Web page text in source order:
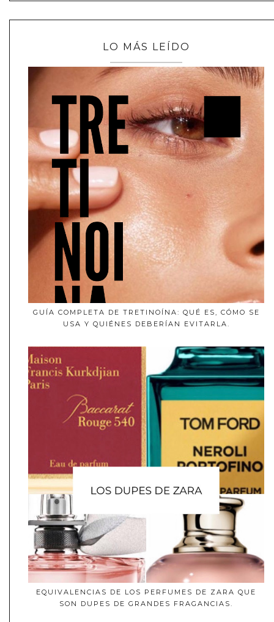
LO MÁS LEÍDO
GUÍA COMPLETA DE TRETINOÍNA: QUÉ ES, CÓMO SE
USA Y QUIÉNES DEBERÍAN EVITARLA.
EQUIVALENCIAS DE LOS PERFUMES DE ZARA QUE
SON DUPES DE GRANDES FRAGANCIAS.